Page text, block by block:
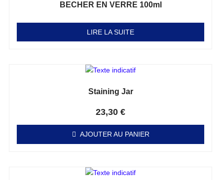
BECHER EN VERRE 100ml
LIRE LA SUITE
Staining Jar
23,30 €
AJOUTER AU PANIER